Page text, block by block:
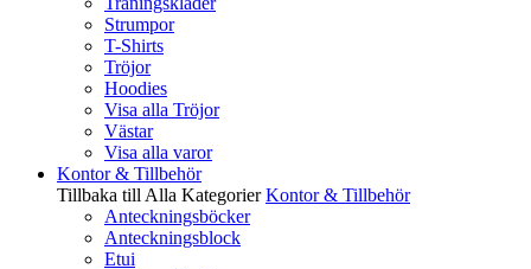
Strumpor
T-Shirts
Tröjor
Hoodies
Visa alla Tröjor
Västar
Visa alla varor
Kontor & Tillbehör
Tillbaka till Alla Kategorier Kontor & Tillbehör
Anteckningsböcker
Anteckningsblock
Etui